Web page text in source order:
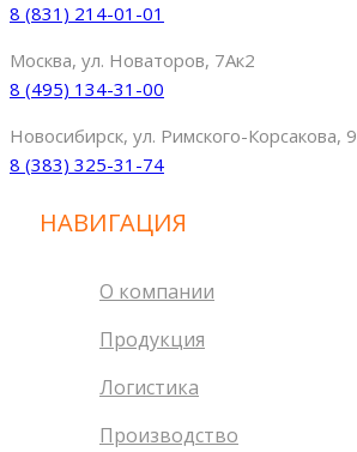
8 (831) 214-01-01
Москва, ул. Новаторов, 7Ак2
8 (495) 134-31-00
Новосибирск, ул. Римского-Корсакова, 9
8 (383) 325-31-74
НАВИГАЦИЯ
О компании
Продукция
Логистика
Производство